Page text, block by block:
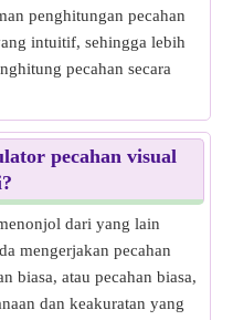
penghitungan pecahan
intuitif, sehingga lebih
pecahan secara
pecahan visual
dari yang lain
mengerjakan pecahan
biasa, atau pecahan biasa,
dan keakuratan yang